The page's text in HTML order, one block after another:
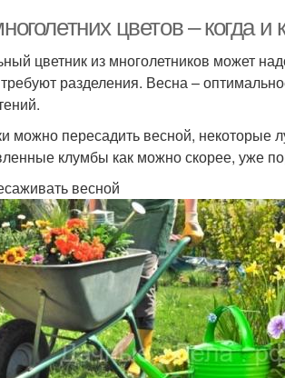
цветов – когда и
цветник из многолетников может
разделения. Весна –
можно пересадить весной, некоторые
клумбы как можно скорее, уже
весной